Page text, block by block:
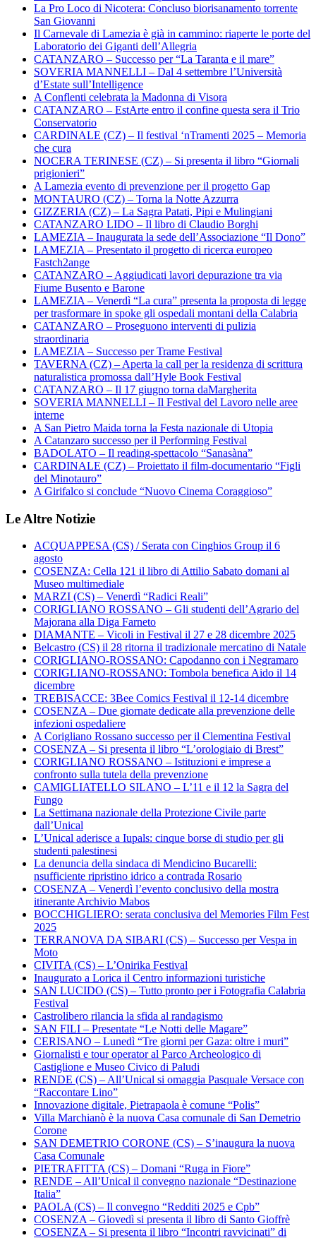
La Pro Loco di Nicotera: Concluso biorisanamento torrente
San Giovanni
Il Carnevale di Lamezia è già in cammino: riaperte le porte del
Laboratorio dei Giganti dell’Allegria
CATANZARO – Successo per “La Taranta e il mare”
SOVERIA MANNELLI – Dal 4 settembre l’Università
d’Estate sull’Intelligence
A Conflenti celebrata la Madonna di Visora
CATANZARO – EstArte entro il confine questa sera il Trio
Conservatorio
CARDINALE (CZ) – Il festival ‘nTramenti 2025 – Memoria
che cura
NOCERA TERINESE (CZ) – Si presenta il libro “Giornali
prigionieri”
A Lamezia evento di prevenzione per il progetto Gap
MONTAURO (CZ) – Torna la Notte Azzurra
GIZZERIA (CZ) – La Sagra Patati, Pipi e Mulingiani
CATANZARO LIDO – Il libro di Claudio Borghi
LAMEZIA – Inaugurata la sede dell’Associazione “Il Dono”
LAMEZIA – Presentato il progetto di ricerca europeo
Fastch2ange
CATANZARO – Aggiudicati lavori depurazione tra via
Fiume Busento e Barone
LAMEZIA – Venerdì “La cura” presenta la proposta di legge
per trasformare in spoke gli ospedali montani della Calabria
CATANZARO – Proseguono interventi di pulizia
straordinaria
LAMEZIA – Successo per Trame Festival
TAVERNA (CZ) – Aperta la call per la residenza di scrittura
naturalistica promossa dall’Hyle Book Festival
CATANZARO – Il 17 giugno torna daMargherita
SOVERIA MANNELLI – Il Festival del Lavoro nelle aree
interne
A San Pietro Maida torna la Festa nazionale di Utopia
A Catanzaro successo per il Performing Festival
BADOLATO – Il reading-spettacolo “Sanasàna”
CARDINALE (CZ) – Proiettato il film-documentario “Figli
del Minotauro”
A Girifalco si conclude “Nuovo Cinema Coraggioso”
Le Altre Notizie
ACQUAPPESA (CS) / Serata con Cinghios Group il 6
agosto
COSENZA: Cella 121 il libro di Attilio Sabato domani al
Museo multimediale
MARZI (CS) – Venerdì “Radici Reali”
CORIGLIANO ROSSANO – Gli studenti dell’Agrario del
Majorana alla Diga Farneto
DIAMANTE – Vicoli in Festival il 27 e 28 dicembre 2025
Belcastro (CS) il 28 ritorna il tradizionale mercatino di Natale
CORIGLIANO-ROSSANO: Capodanno con i Negramaro
CORIGLIANO-ROSSANO: Tombola benefica Aido il 14
dicembre
TREBISACCE: 3Bee Comics Festival il 12-14 dicembre
COSENZA – Due giornate dedicate alla prevenzione delle
infezioni ospedaliere
A Corigliano Rossano successo per il Clementina Festival
COSENZA – Si presenta il libro “L’orologiaio di Brest”
CORIGLIANO ROSSANO – Istituzioni e imprese a
confronto sulla tutela della prevenzione
CAMIGLIATELLO SILANO – L’11 e il 12 la Sagra del
Fungo
La Settimana nazionale della Protezione Civile parte
dall’Unical
L’Unical aderisce a Iupals: cinque borse di studio per gli
studenti palestinesi
La denuncia della sindaca di Mendicino Bucarelli:
nsufficiente ripristino idrico a contrada Rosario
COSENZA – Venerdì l’evento conclusivo della mostra
itinerante Archivio Mabos
BOCCHIGLIERO: serata conclusiva del Memories Film Fest
2025
TERRANOVA DA SIBARI (CS) – Successo per Vespa in
Moto
CIVITA (CS) – L’Onirika Festival
Inaugurato a Lorica il Centro informazioni turistiche
SAN LUCIDO (CS) – Tutto pronto per i Fotografia Calabria
Festival
Castrolibero rilancia la sfida al randagismo
SAN FILI – Presentate “Le Notti delle Magare”
CERISANO – Lunedì “Tre giorni per Gaza: oltre i muri”
Giornalisti e tour operator al Parco Archeologico di
Castiglione e Museo Civico di Paludi
RENDE (CS) – All’Unical si omaggia Pasquale Versace con
“Raccontare Lino”
Innovazione digitale, Pietrapaola è comune “Polis”
Villa Marchianò è la nuova Casa comunale di San Demetrio
Corone
SAN DEMETRIO CORONE (CS) – S’inaugura la nuova
Casa Comunale
PIETRAFITTA (CS) – Domani “Ruga in Fiore”
RENDE – All’Unical il convegno nazionale “Destinazione
Italia”
PAOLA (CS) – Il convegno “Redditi 2025 e Cpb”
COSENZA – Giovedì si presenta il libro di Santo Gioffrè
COSENZA – Si presenta il libro “Incontri ravvicinati” di